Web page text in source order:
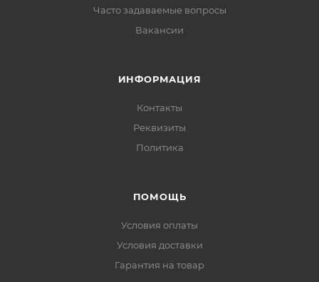
Часто задаваемые вопросы
Вакансии
ИНФОРМАЦИЯ
Контакты
Реквизиты
Политика
ПОМОЩЬ
Условия оплаты
Условия доставки
Гарантия на товар